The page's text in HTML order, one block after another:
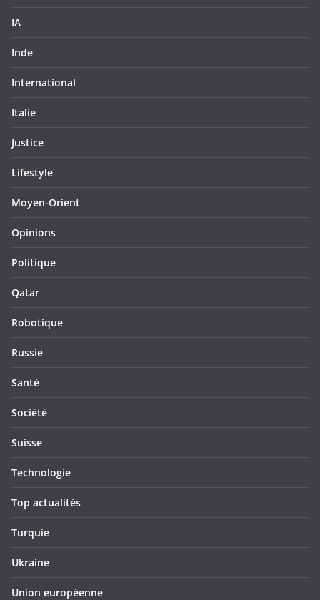
IA
Inde
International
Italie
Justice
Lifestyle
Moyen-Orient
Opinions
Politique
Qatar
Robotique
Russie
Santé
Société
Suisse
Technologie
Top actualités
Turquie
Ukraine
Union européenne